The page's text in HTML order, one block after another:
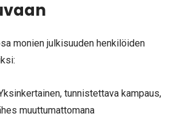
monien julkisuuden henkilöiden
tunnistettava kampaus,
muuttumattomana